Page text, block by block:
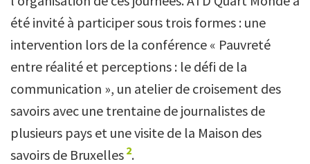
été invité à participer sous trois formes : une
intervention lors de la conférence « Pauvreté
entre réalité et perceptions : le défi de la
communication », un atelier de croisement des
savoirs avec une trentaine de journalistes de
plusieurs pays et une visite de la Maison des
savoirs de Bruxelles 2.